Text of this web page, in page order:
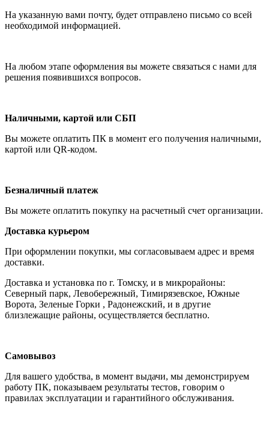
На указанную вами почту, будет отправлено письмо со всей
необходимой информацией.
На любом этапе оформления вы можете связаться с нами для
решения появившихся вопросов.
Наличными, картой или СБП
Вы можете оплатить ПК в момент его получения наличными,
картой или QR-кодом.
Безналичный платеж
Вы можете оплатить покупку на расчетный счет организации.
Доставка курьером
При оформлении покупки, мы согласовываем адрес и время
доставки.
Доставка и установка по г. Томску, и в микрорайоны:
Северный парк, Левобережный, Тимирязевское, Южные
Ворота, Зеленые Горки , Радонежский, и в другие
близлежащие районы, осуществляется бесплатно.
Самовывоз
Для вашего удобства, в момент выдачи, мы демонстрируем
работу ПК, показываем результаты тестов, говорим о
правилах эксплуатации и гарантийного обслуживания.